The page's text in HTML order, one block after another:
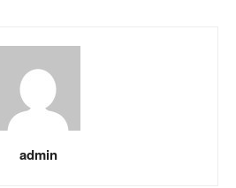
admin